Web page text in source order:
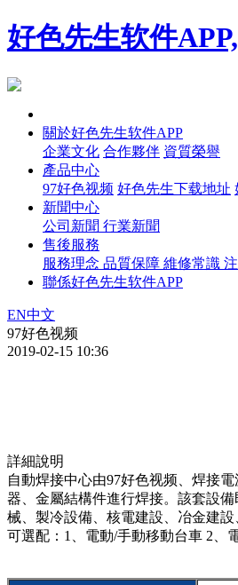
好色先生软件
關於好色先生软件APP
企業文化 合作夥伴 資質榮譽
產品中心
97好色视频 好色先生下载地址
新聞中心
公司新聞 行業新聞
售後服務
服務理念 品質保障 維修常識
聯係好色先生软件APP
EN中文
97好色视频
2019-02-15 10:36
詳細說明
自動焊接中心由97好色视频、
器、金屬結構件進行焊接。該套設
械、製冷設備、核電建設、冶金建設
可選配：1、電動/手動移動台車 2